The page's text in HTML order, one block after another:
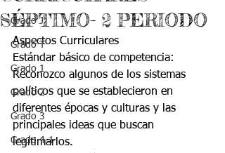
Grado J
Grado T
Grado 1
Grado 2
Grado 3
Grado 4-1
SÉPTIMO- 2 PERIODO
Aspectos Curriculares
Estándar básico de competencia:
Reconozco algunos de los sistemas
políticos que se establecieron en
diferentes épocas y culturas y las
principales ideas que buscan
legitimarlos.